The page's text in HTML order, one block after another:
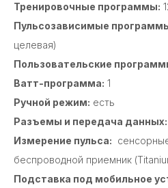
Тренировочные программы:
Пульсозависимые
целевая)
Пользовательские
Ватт-программа: 1
Ручной режим: есть
Разъемы и передача данных:
Измерение пульса:
беcпроводной приемник
Подставка под мобильное